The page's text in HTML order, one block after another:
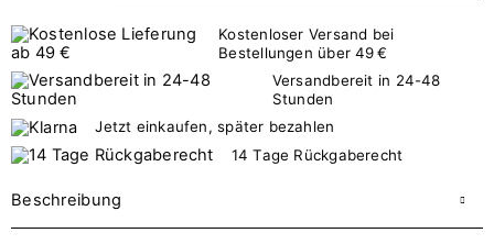
Kostenloser Versand bei
Bestellungen über 49 €
Versandbereit in 24-48
Stunden
Jetzt einkaufen, später bezahlen
14 Tage Rückgaberecht
Beschreibung